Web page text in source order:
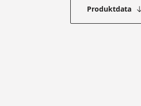
Produktdata